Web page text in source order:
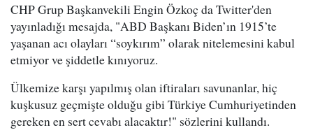
CHP Grup Başkanvekili Engin Özkoç da Twitter'den
yayınladığı mesajda, "ABD Başkanı Biden’ın 1915’te
yaşanan acı olayları “soykırım” olarak nitelemesini kabul
etmiyor ve şiddetle kınıyoruz.
Ülkemize karşı yapılmış olan iftiraları savunanlar, hiç
kuşkusuz geçmişte olduğu gibi Türkiye Cumhuriyetinden
gereken en sert cevabı alacaktır!" sözlerini kullandı.